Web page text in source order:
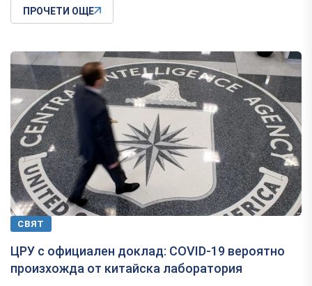
ПРОЧЕТИ ОЩЕ
СВЯТ
ЦРУ с официален доклад: COVID-19 вероятно
произхожда от китайска лаборатория